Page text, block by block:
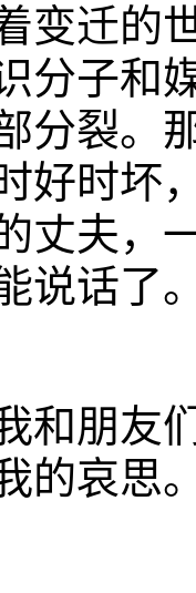
变迁的
分子和
分裂。
好时坏
丈夫，
说话了
和朋友
的哀思